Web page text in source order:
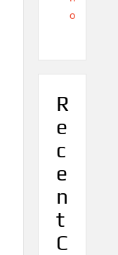
o
R
e
c
e
n
t
C